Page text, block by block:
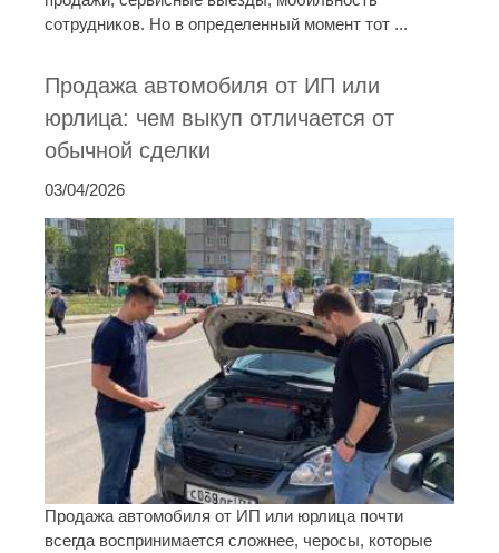
сотрудников. Но в определенный момент тот ...
Продажа автомобиля от ИП или
юрлица: чем выкуп отличается от
обычной сделки
03/04/2026
Продажа автомобиля от ИП или юрлица почти
всегда воспринимается сложнее, черосы, которые